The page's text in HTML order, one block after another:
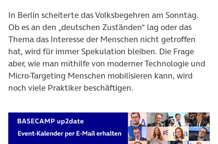
In Berlin scheiterte das Volksbegehren am Sonntag.
Ob es an den „deutschen Zuständen“ lag oder das
Thema das Interesse der Menschen nicht getroffen
hat, wird für immer Spekulation bleiben. Die Frage
aber, wie man mithilfe von moderner Technologie und
Micro-Targeting Menschen mobilisieren kann, wird
noch viele Praktiker beschäftigen.